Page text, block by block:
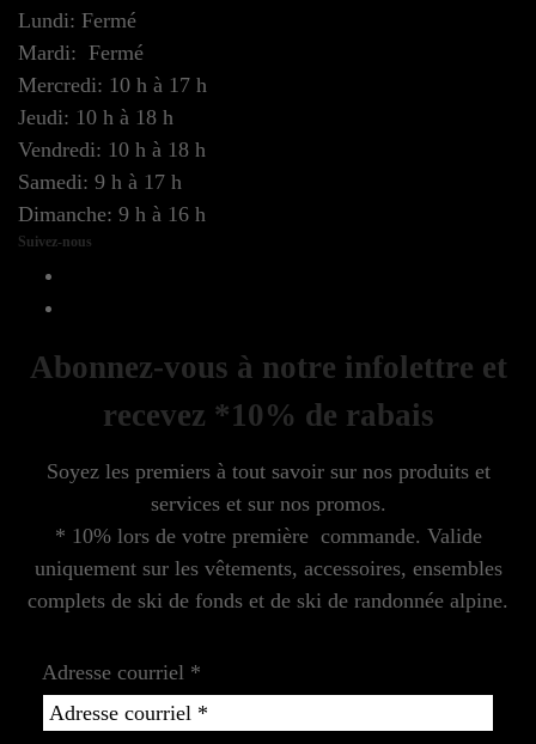
Lundi: Fermé
Mardi: Fermé
Mercredi: 10 h à 17 h
Jeudi: 10 h à 18 h
Vendredi: 10 h à 18 h
Samedi: 9 h à 17 h
Dimanche: 9 h à 16 h
Suivez-nous
Abonnez-vous à notre infolettre et
recevez *10% de rabais
Soyez les premiers à tout savoir sur nos produits et
services et sur nos promos.
* 10% lors de votre première commande. Valide
uniquement sur les vêtements, accessoires, ensembles
complets de ski de fonds et de ski de randonnée alpine.
Adresse courriel *